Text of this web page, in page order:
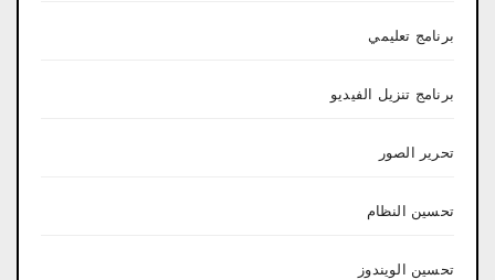
برنامج تعليمي
برنامج تنزيل الفيديو
تحرير الصور
تحسين النظام
تحسين الويندوز